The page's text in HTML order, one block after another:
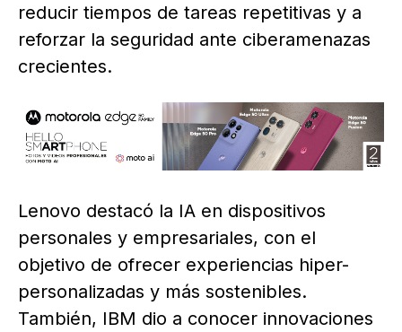
reducir tiempos de tareas repetitivas y a
reforzar la seguridad ante ciberamenazas
crecientes.
Lenovo destacó la IA en dispositivos
personales y empresariales, con el
objetivo de ofrecer experiencias hiper-
personalizadas y más sostenibles.
También, IBM dio a conocer innovaciones